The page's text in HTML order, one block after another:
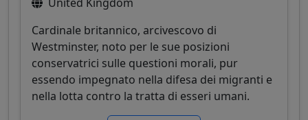
Cardinale britannico, arcivescovo di
Westminster, noto per le sue posizioni
conservatrici sulle questioni morali, pur
essendo impegnato nella difesa dei migranti e
nella lotta contro la tratta di esseri umani.